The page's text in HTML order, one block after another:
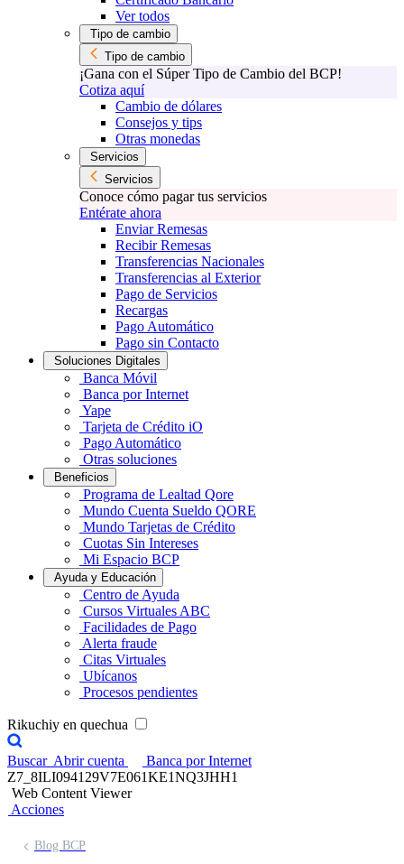
Ver todos
Tipo de cambio
Tipo de cambio
¡Gana con el Súper Tipo de Cambio del BCP!
Cotiza aquí
Cambio de dólares
Consejos y tips
Otras monedas
Servicios
Servicios
Conoce cómo pagar tus servicios
Entérate ahora
Enviar Remesas
Recibir Remesas
Transferencias Nacionales
Transferencias al Exterior
Pago de Servicios
Recargas
Pago Automático
Pago sin Contacto
Soluciones Digitales
Banca Móvil
Banca por Internet
Yape
Tarjeta de Crédito iO
Pago Automático
Otras soluciones
Beneficios
Programa de Lealtad Qore
Mundo Cuenta Sueldo QORE
Mundo Tarjetas de Crédito
Cuotas Sin Intereses
Mi Espacio BCP
Ayuda y Educación
Centro de Ayuda
Cursos Virtuales ABC
Facilidades de Pago
Alerta fraude
Citas Virtuales
Ubícanos
Procesos pendientes
Rikuchiy en quechua
Buscar Abrir cuenta
Banca por Internet
Z7_8ILI094129V7E061KE1NQ3JHH1
Web Content Viewer
Acciones
Blog BCP